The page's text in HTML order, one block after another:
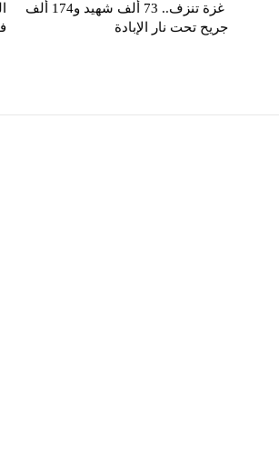
غزة تنزف.. 73 ألف شهيد و174 ألف
جريح تحت نار الإبادة
في